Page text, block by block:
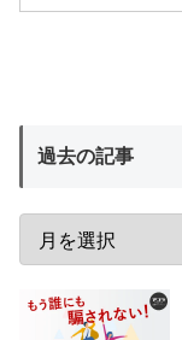
過去の記事